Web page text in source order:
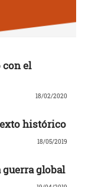
con el
18/02/2020
histórico
18/05/2019
guerra global